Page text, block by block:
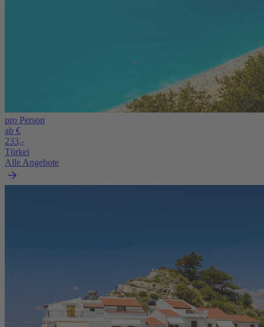
pro Person
ab €
233,-
Türkei
Alle Angebote